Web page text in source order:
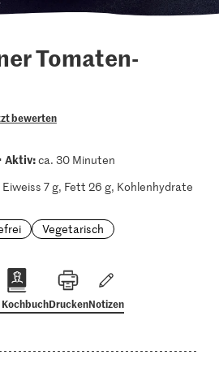
Tomaten-
bewerten
Aktiv:ca. 30 Minuten
Eiweiss 7 g, Fett 26 g, Kohlenhydrate
Vegetarisch
KochbuchDruckenNotizen